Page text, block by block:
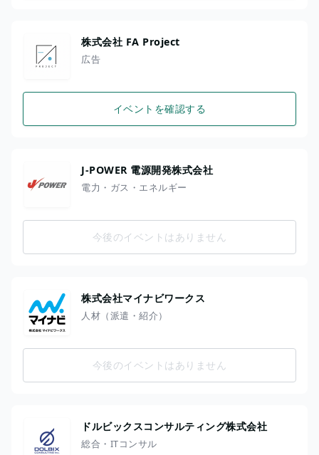
株式会社 FA Project
広告
イベントを確認する
J-POWER 電源開発株式会社
電力・ガス・エネルギー
今後のイベントはありません
株式会社マイナビワークス
人材（派遣・紹介）
今後のイベントはありません
ドルビックスコンサルティング株式会社
総合・ITコンサル